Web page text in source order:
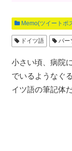
Memo(ツイートポ
ドイツ語 パー
小さい頃、病院
でいるようなぐ
イツ語の筆記体